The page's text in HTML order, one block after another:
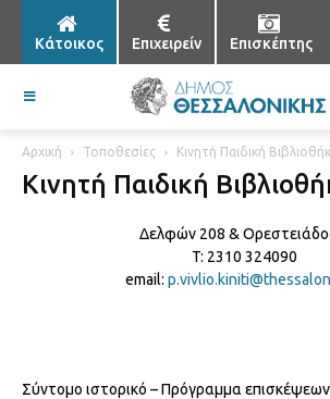
Κάτοικος Επιχειρείν Επισκέπτης
Αρχική Τοποθεσίες Κινητή Παιδική
Κινητή Παιδική
Δελφών 208 &
T: 2310 324090
email:
Σύντομο ιστορικό – Πρόγραμμα επισκέψεων